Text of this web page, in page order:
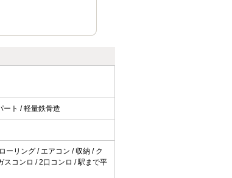
ート / 軽量鉄骨造
ーリング / エアコン / 収納 / ク
スコンロ / 2口コンロ / 駅まで平